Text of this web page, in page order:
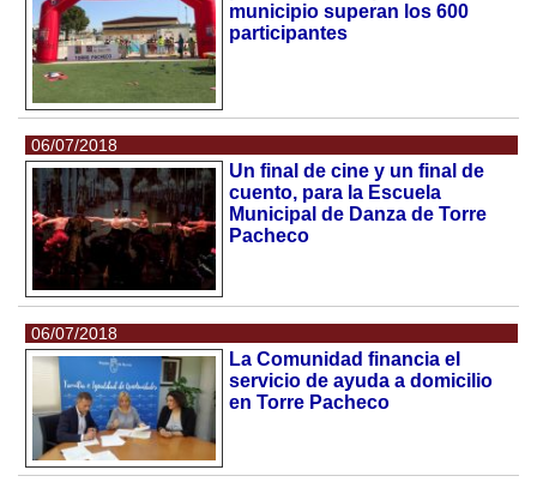
municipio superan los 600
participantes
06/07/2018
Un final de cine y un final de
cuento, para la Escuela
Municipal de Danza de Torre
Pacheco
06/07/2018
La Comunidad financia el
servicio de ayuda a domicilio
en Torre Pacheco